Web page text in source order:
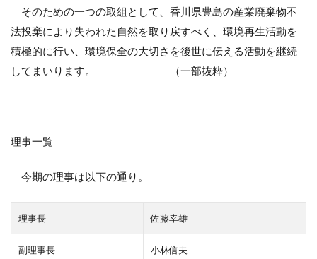
そのための一つの取組として、香川県豊島の産業廃棄物不
法投棄により失われた自然を取り戻すべく、環境再生活動を
積極的に行い、環境保全の大切さを後世に伝える活動を継続
してまいります。 （一部抜粋）
理事一覧
今期の理事は以下の通り。
理事長 佐藤幸雄
副理事長 小林信夫